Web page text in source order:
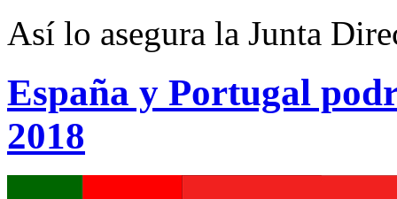
Así lo asegura la Junta
España y Portugal
2018